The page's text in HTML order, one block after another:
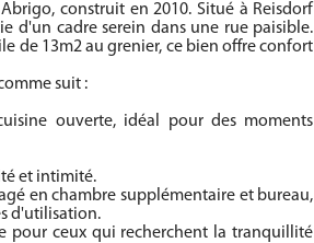
construit en 2010. Situé à Reisdorf
d'un cadre serein dans une rue paisible.
de 13m2 au grenier, ce bien offre confort
suit :
ouverte, idéal pour des moments
et intimité.
en chambre supplémentaire et bureau,
d'utilisation.
pour ceux qui recherchent la tranquillité